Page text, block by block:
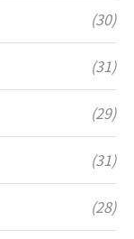
(30)
(31)
(29)
(31)
(28)